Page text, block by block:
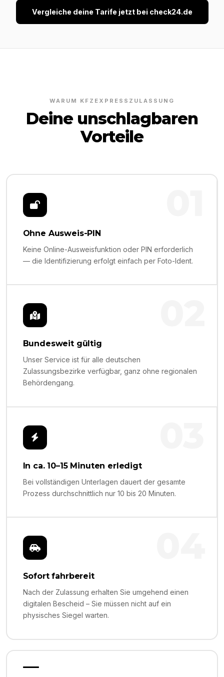
Vergleiche deine Tarife jetzt bei check24.de
WARUM KFZEXPRESSZULASSUNG
Deine unschlagbaren
Vorteile
Ohne Ausweis-PIN
Keine Online-Ausweisfunktion oder PIN erforderlich
— die Identifizierung erfolgt einfach per Foto-Ident.
Bundesweit gültig
Unser Service ist für alle deutschen
Zulassungsbezirke verfügbar, ganz ohne regionalen
Behördengang.
In ca. 10–15 Minuten erledigt
Bei vollständigen Unterlagen dauert der gesamte
Prozess durchschnittlich nur 10 bis 20 Minuten.
Sofort fahrbereit
Nach der Zulassung erhalten Sie umgehend einen
digitalen Bescheid – Sie müssen nicht auf ein
physisches Siegel warten.